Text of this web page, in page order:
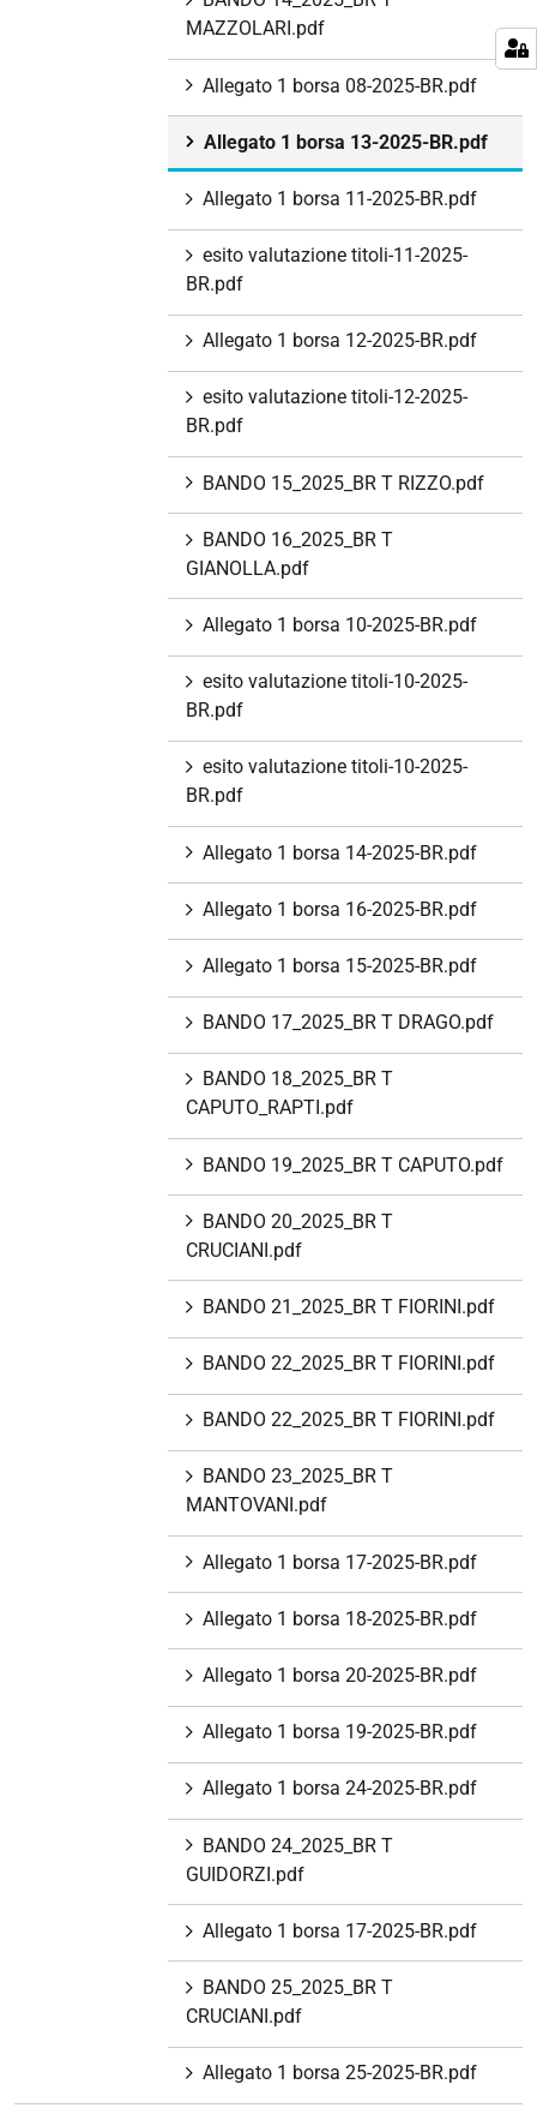
MAZZOLARI.pdf
Allegato 1 borsa 08-2025-BR.pdf
Allegato 1 borsa 13-2025-BR.pdf
Allegato 1 borsa 11-2025-BR.pdf
esito valutazione titoli-11-2025-
BR.pdf
Allegato 1 borsa 12-2025-BR.pdf
esito valutazione titoli-12-2025-
BR.pdf
BANDO 15_2025_BR T RIZZO.pdf
BANDO 16_2025_BR T
GIANOLLA.pdf
Allegato 1 borsa 10-2025-BR.pdf
esito valutazione titoli-10-2025-
BR.pdf
esito valutazione titoli-10-2025-
BR.pdf
Allegato 1 borsa 14-2025-BR.pdf
Allegato 1 borsa 16-2025-BR.pdf
Allegato 1 borsa 15-2025-BR.pdf
BANDO 17_2025_BR T DRAGO.pdf
BANDO 18_2025_BR T
CAPUTO_RAPTI.pdf
BANDO 19_2025_BR T CAPUTO.pdf
BANDO 20_2025_BR T
CRUCIANI.pdf
BANDO 21_2025_BR T FIORINI.pdf
BANDO 22_2025_BR T FIORINI.pdf
BANDO 22_2025_BR T FIORINI.pdf
BANDO 23_2025_BR T
MANTOVANI.pdf
Allegato 1 borsa 17-2025-BR.pdf
Allegato 1 borsa 18-2025-BR.pdf
Allegato 1 borsa 20-2025-BR.pdf
Allegato 1 borsa 19-2025-BR.pdf
Allegato 1 borsa 24-2025-BR.pdf
BANDO 24_2025_BR T
GUIDORZI.pdf
Allegato 1 borsa 17-2025-BR.pdf
BANDO 25_2025_BR T
CRUCIANI.pdf
Allegato 1 borsa 25-2025-BR.pdf